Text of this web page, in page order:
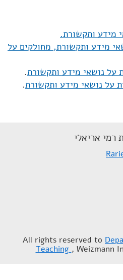
מידע ותקשורת.
מידע ותקשורת, מחולקים על
על נושאי מידע ותקשורת.
על נושאי מידע ותקשורת.
אריאלי
Teaching , Weizmann